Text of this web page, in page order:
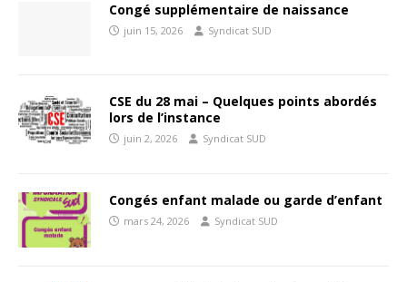
Congé supplémentaire de naissance
juin 15, 2026 Syndicat SUD
CSE du 28 mai – Quelques points abordés
lors de l’instance
juin 2, 2026 Syndicat SUD
Congés enfant malade ou garde d’enfant
mars 24, 2026 Syndicat SUD